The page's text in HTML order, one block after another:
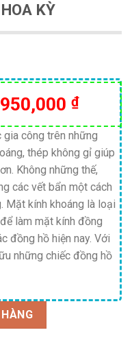
KỲ
₫.
₫Giá
hiện
tại
là:
công trên những
thép không gỉ giúp
Không những thế,
các vết bẩn một cách
Mặt kính khoáng là loại
làm mặt kính đồng
đồng hồ hiện nay. Với
những chiếc đồng hồ